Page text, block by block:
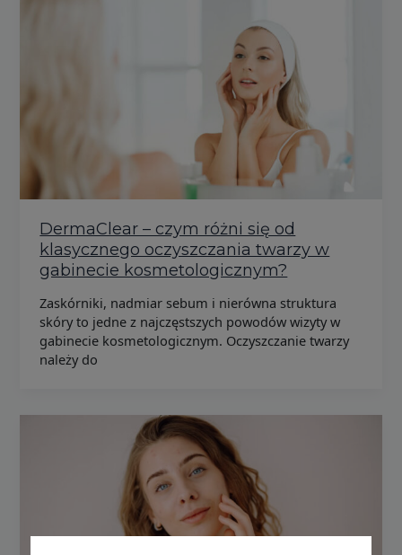
DermaClear – czym różni się od
klasycznego oczyszczania twarzy w
gabinecie kosmetologicznym?
Zaskórniki, nadmiar sebum i nierówna struktura
skóry to jedne z najczęstszych powodów wizyty w
gabinecie kosmetologicznym. Oczyszczanie twarzy
należy do